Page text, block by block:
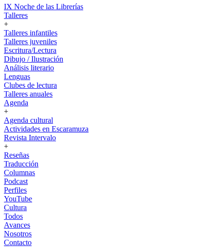
IX Noche de las Librerías
Talleres
+
Talleres infantiles
Talleres juveniles
Escritura/Lectura
Dibujo / Ilustración
Análisis literario
Lenguas
Clubes de lectura
Talleres anuales
Agenda
+
Agenda cultural
Actividades en Escaramuza
Revista Intervalo
+
Reseñas
Traducción
Columnas
Podcast
Perfiles
YouTube
Cultura
Todos
Avances
Nosotros
Contacto